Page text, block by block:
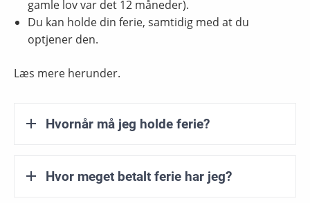
gamle lov var det 12 måneder).
Du kan holde din ferie, samtidig med at du
optjener den.
Læs mere herunder.
Hvornår må jeg holde ferie?
Hvor meget betalt ferie har jeg?